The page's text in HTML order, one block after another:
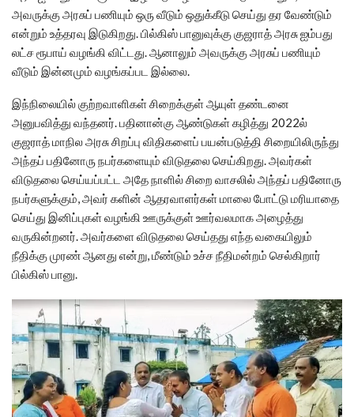
அவருக்கு அரசுப் பணியும் ஒரு வீடும் ஒதுக்கீடு செய்து தர வேண்டும்
என்றும் உத்தரவு இடுகிறது. பில்கிஸ் பானுவுக்கு குஜராத் அரசு ஐம்பது
லட்ச ரூபாய் வழங்கி விட்டது. ஆனாலும் அவருக்கு அரசுப் பணியும்
வீடும் இன்னமும் வழங்கப்பட இல்லை.
இந்நிலையில் குற்றவாளிகள் சிறைக்குள் ஆயுள் தண்டனை
அனுபவித்து வந்தனர். பதினான்கு ஆண்டுகள் கழித்து 2022ல்
குஜராத் மாநில அரசு சிறப்பு விதிகளைப் பயன்படுத்தி சிறையிலிருந்து
அந்தப் பதினோரு நபர்களையும் விடுதலை செய்கிறது. அவர்கள்
விடுதலை செய்யப்பட்ட அதே நாளில் சிறை வாசலில் அந்தப் பதினோரு
நபர்களுக்கும், அவர் களின் ஆதரவாளர்கள் மாலை போட்டு மரியாதை
செய்து இனிப்புகள் வழங்கி ஊருக்குள் ஊர்வலமாக அழைத்து
வருகின்றனர். அவர்களை விடுதலை செய்தது எந்த வகையிலும்
நீதிக்கு முரண் ஆனது என்று, மீண்டும் உச்ச நீதிமன்றம் செல்கிறார்
பில்கிஸ் பானு.